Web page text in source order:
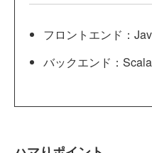
フロントエンド：
バックエンド：